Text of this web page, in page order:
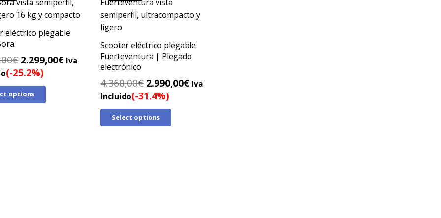
eléctrico plegable
€ El
precio
original
era:
2.299,00€El
2.299,00€.
Iva
(-25.2%)
options
Scooter eléctrico plegable
Fuerteventura | Plegado
electrónico
4.360,00€ El
precio
original
era:
2.990,00€ElIva
Incluido(-31.4%)
Select options